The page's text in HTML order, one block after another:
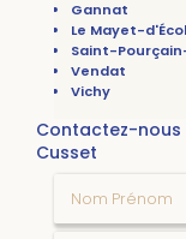
Gannat
Le Mayet-
Saint-
Vendat
Vichy
Contactez-nous
Cusset